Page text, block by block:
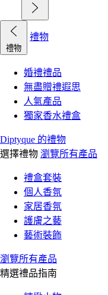
禮物
禮物
婚禮禮品
無盡贈禮遐思
人氣產品
獨家香水禮盒
Diptyque 的禮物
選擇禮物 瀏覽所有產品
禮盒套裝
個人香氛
家居香氛
護膚之藝
藝術裝飾
瀏覽所有產品
精選禮品指南